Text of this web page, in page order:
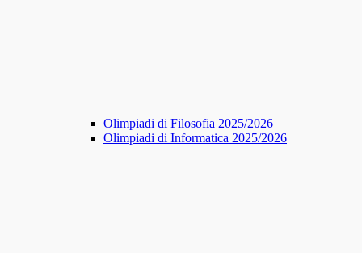
Olimpiadi di Filosofia 2025/2026
Olimpiadi di Informatica 2025/2026